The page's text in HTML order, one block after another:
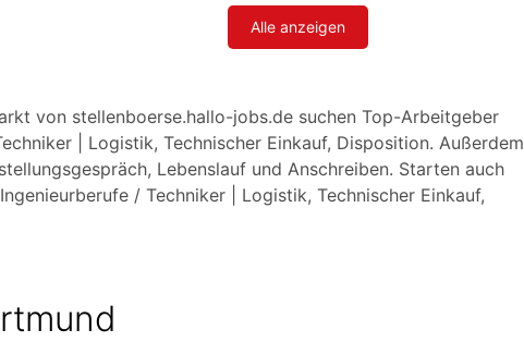
Alle anzeigen
von stellenboerse.hallo-jobs.de suchen Top-Arbeitgeber
| Logistik, Technischer Einkauf, Disposition. Außerdem
Lebenslauf und Anschreiben. Starten auch
/ Techniker | Logistik, Technischer Einkauf,